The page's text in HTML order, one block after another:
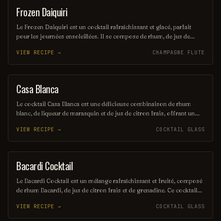
ORDINARY DRINK
Frozen Daiquiri
Le Frozen Daiquiri est un cocktail rafraîchissant et glacé, parfait
pour les journées ensoleillées. Il se compose de rhum, de jus de
pour une texture onctueuse. Servi dans un verre à cocktail, il offre
une explosion de saveurs fruitées et acidulées.
VIEW RECIPE → CHAMPAGNE FLUTE
ORDINARY DRINK
Casa Blanca
Le cocktail Casa Blanca est une délicieuse combinaison de rhum
blanc, de liqueur de marasquin et de jus de citron frais, offrant un
des saveurs exotiques et rafraîchissantes, idéal pour les soirées d'été.
Sa présentation élégante en fait un choix sophistiqué pour les
amateurs de cocktails.
VIEW RECIPE → COCKTAIL GLASS
ORDINARY DRINK
Bacardi Cocktail
Le Bacardi Cocktail est un mélange rafraîchissant et fruité, composé
de rhum Bacardi, de jus de citron frais et de grenadine. Ce cocktail
tropicales et une ambiance estivale. Parfait pour les amateurs de
rhum, il séduit par sa simplicité et son goût délicat.
VIEW RECIPE → COCKTAIL GLASS